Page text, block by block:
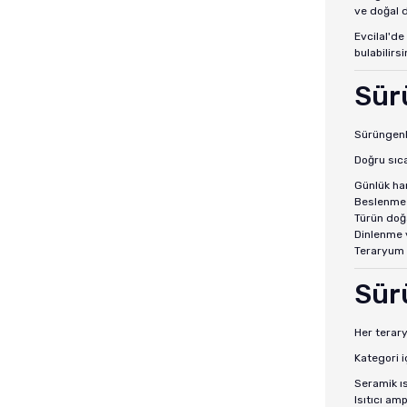
ve doğal
Evcilal'de
Doğru
Günlük
Türün
Dinlenme
Teraryum
Her
Kategori
Seramik
Isıtıcı